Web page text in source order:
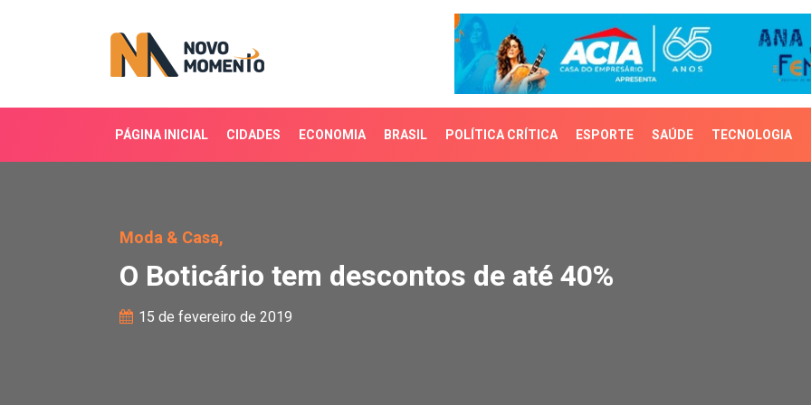
PÁGINA INICIAL CIDADES ECONOMIA BRASIL POLÍTICA CRÍTICA ESPORTE SAÚDE TECNOLOGIA
Moda & Casa,
O Boticário tem descontos de até 40%
15 de fevereiro de 2019